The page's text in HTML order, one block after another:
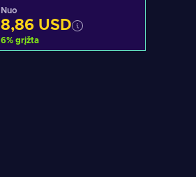
Nuo
8,86 USD
6% grįžta